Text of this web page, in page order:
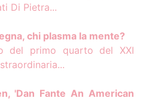
Di Pietra...
chi plasma la mente?
del primo quarto del XXI
'Dan Fante An American